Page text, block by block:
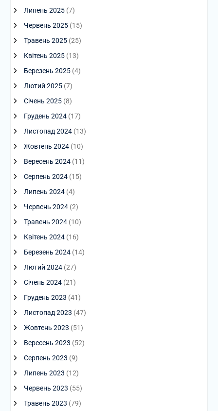
Липень 2025(7)
Червень 2025(15)
Травень 2025(25)
Квітень 2025(13)
Березень 2025(4)
Лютий 2025(7)
Січень 2025(8)
Грудень 2024(17)
Листопад 2024(13)
Жовтень 2024(10)
Вересень 2024(11)
Серпень 2024(15)
Липень 2024(4)
Червень 2024(2)
Травень 2024(10)
Квітень 2024(16)
Березень 2024(14)
Лютий 2024(27)
Січень 2024(21)
Грудень 2023 (41)
Листопад 2023 (47)
Жовтень 2023 (51)
Вересень 2023 (52)
Серпень 2023 (9)
Липень 2023 (12)
Червень 2023 (55)
Травень 2023 (79)